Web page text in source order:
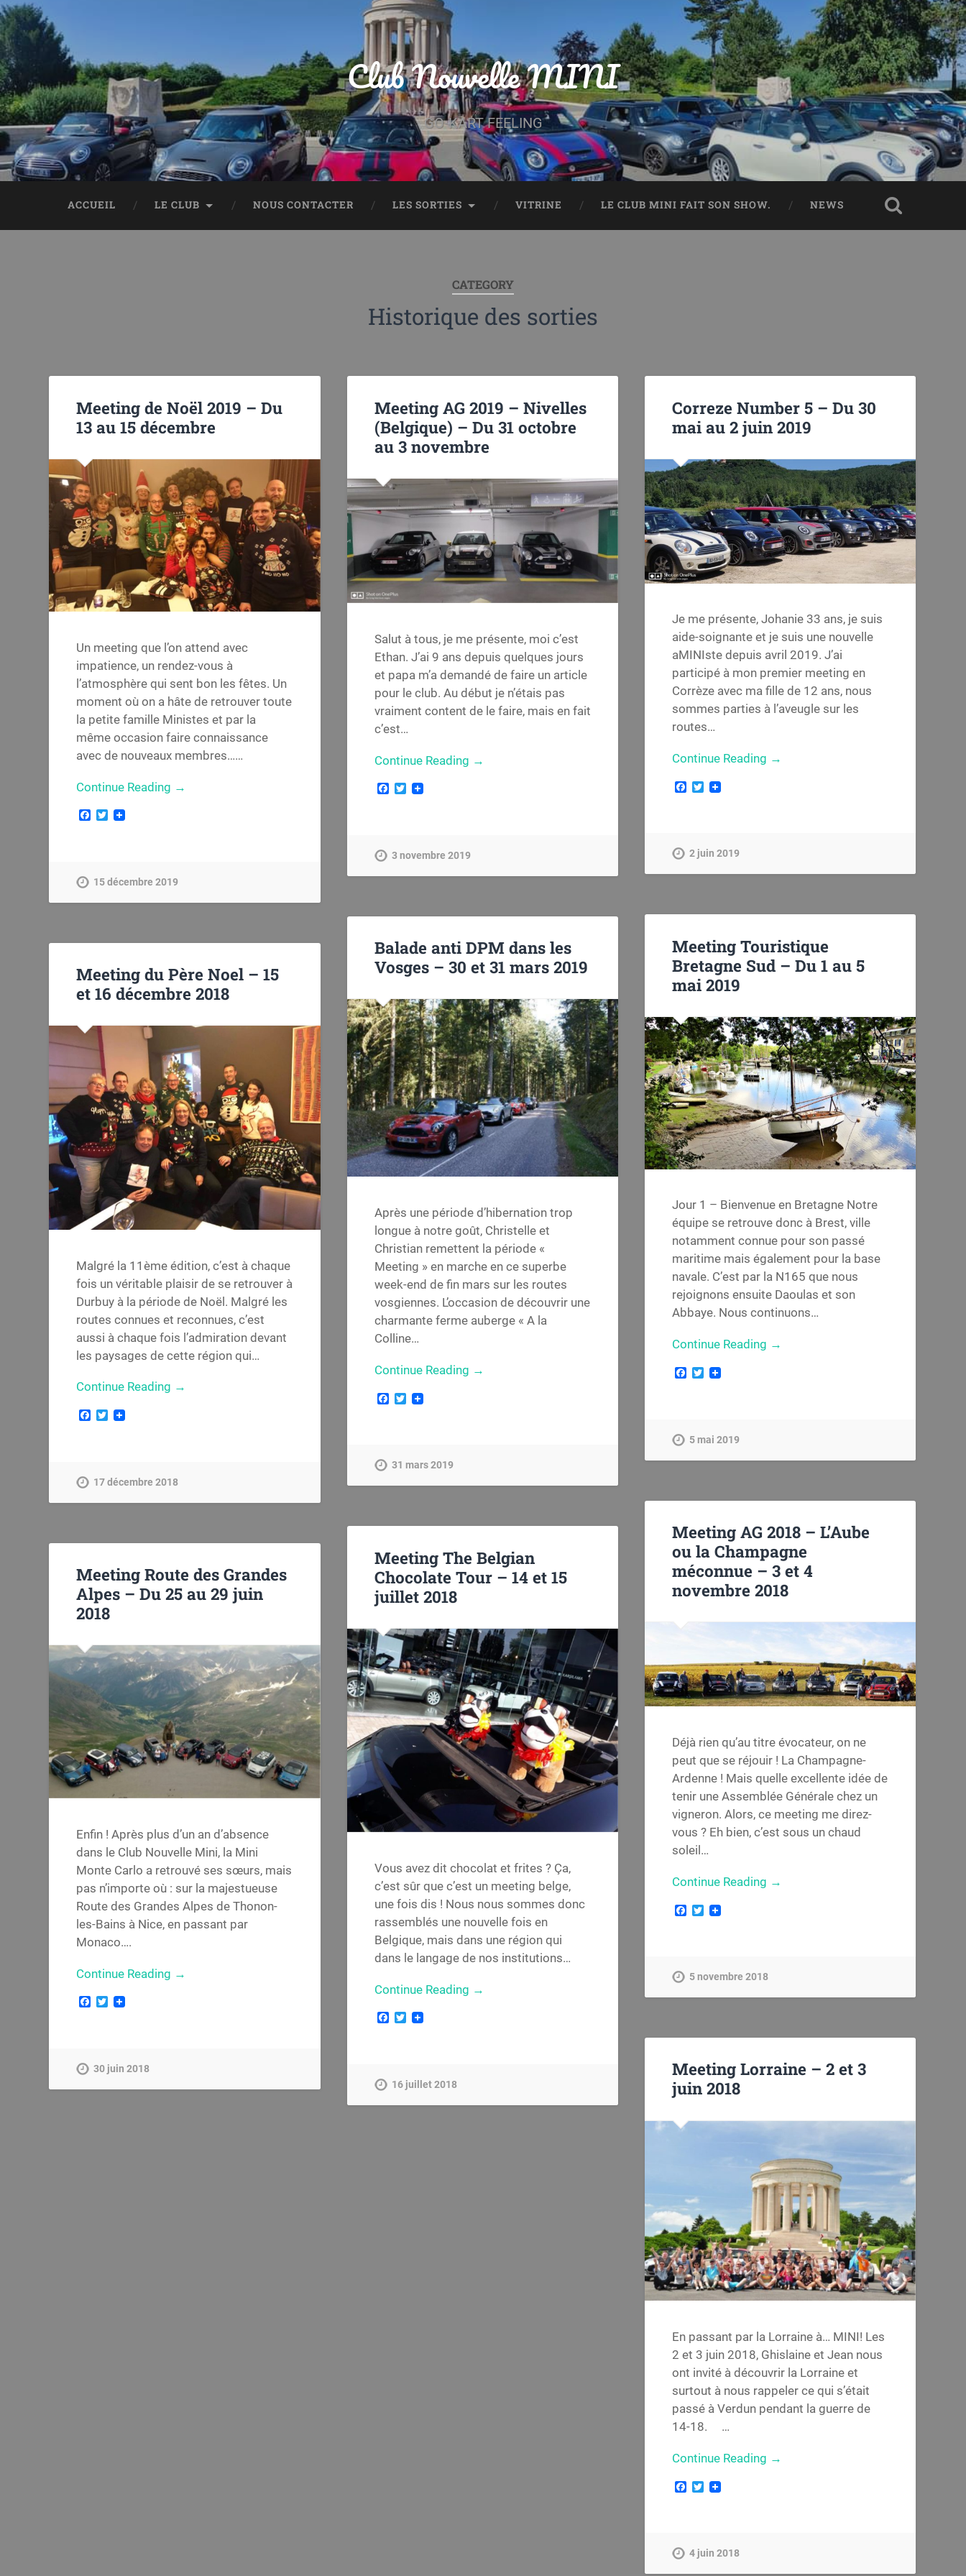
Club Nouvelle MINI
GO-KART FEELING
ACCUEIL LE CLUB NOUS CONTACTER LES SORTIES VITRINE LE CLUB MINI FAIT SON SHOW. NEWS
CATEGORY
Historique des sorties
Meeting de Noël 2019 – Du
13 au 15 décembre
Un meeting que l’on attend avec
impatience, un rendez-vous à
l’atmosphère qui sent bon les fêtes. Un
moment où on a hâte de retrouver toute
la petite famille Ministes et par la
même occasion faire connaissance
avec de nouveaux membres……
Continue Reading →
Facebook
Twitter
15 décembre 2019
Meeting AG 2019 – Nivelles
(Belgique) – Du 31 octobre
au 3 novembre
Salut à tous, je me présente, moi c’est
Ethan. J’ai 9 ans depuis quelques jours
et papa m’a demandé de faire un article
pour le club. Au début je n’étais pas
vraiment content de le faire, mais en fait
c’est…
Continue Reading →
Facebook
Twitter
3 novembre 2019
Correze Number 5 – Du 30
mai au 2 juin 2019
Je me présente, Johanie 33 ans, je suis
aide-soignante et je suis une nouvelle
aMINIste depuis avril 2019. J’ai
participé à mon premier meeting en
Corrèze avec ma fille de 12 ans, nous
sommes parties à l’aveugle sur les
routes…
Continue Reading →
Facebook
Twitter
2 juin 2019
Meeting Touristique
Bretagne Sud – Du 1 au 5
mai 2019
Jour 1 – Bienvenue en Bretagne Notre
équipe se retrouve donc à Brest, ville
notamment connue pour son passé
maritime mais également pour la base
navale. C’est par la N165 que nous
rejoignons ensuite Daoulas et son
Abbaye. Nous continuons…
Continue Reading →
Facebook
Twitter
5 mai 2019
Balade anti DPM dans les
Vosges – 30 et 31 mars 2019
Après une période d’hibernation trop
longue à notre goût, Christelle et
Christian remettent la période «
Meeting » en marche en ce superbe
week-end de fin mars sur les routes
vosgiennes. L’occasion de découvrir une
charmante ferme auberge « A la
Colline…
Continue Reading →
Facebook
Twitter
31 mars 2019
Meeting du Père Noel – 15
et 16 décembre 2018
Malgré la 11ème édition, c’est à chaque
fois un véritable plaisir de se retrouver à
Durbuy à la période de Noël. Malgré les
routes connues et reconnues, c’est
aussi à chaque fois l’admiration devant
les paysages de cette région qui…
Continue Reading →
Facebook
Twitter
17 décembre 2018
Meeting AG 2018 – L’Aube
ou la Champagne
méconnue – 3 et 4
novembre 2018
Déjà rien qu’au titre évocateur, on ne
peut que se réjouir ! La Champagne-
Ardenne ! Mais quelle excellente idée de
tenir une Assemblée Générale chez un
vigneron. Alors, ce meeting me direz-
vous ? Eh bien, c’est sous un chaud
soleil…
Continue Reading →
Facebook
Twitter
5 novembre 2018
Meeting The Belgian
Chocolate Tour – 14 et 15
juillet 2018
Vous avez dit chocolat et frites ? Ça,
c’est sûr que c’est un meeting belge,
une fois dis ! Nous nous sommes donc
rassemblés une nouvelle fois en
Belgique, mais dans une région qui
dans le langage de nos institutions…
Continue Reading →
Facebook
Twitter
16 juillet 2018
Meeting Route des Grandes
Alpes – Du 25 au 29 juin
2018
Enfin ! Après plus d’un an d’absence
dans le Club Nouvelle Mini, la Mini
Monte Carlo a retrouvé ses sœurs, mais
pas n’importe où : sur la majestueuse
Route des Grandes Alpes de Thonon-
les-Bains à Nice, en passant par
Monaco….
Continue Reading →
Facebook
Twitter
30 juin 2018
Meeting Lorraine – 2 et 3
juin 2018
En passant par la Lorraine à… MINI! Les
2 et 3 juin 2018, Ghislaine et Jean nous
ont invité à découvrir la Lorraine et
surtout à nous rappeler ce qui s’était
passé à Verdun pendant la guerre de
14-18. …
Continue Reading →
Facebook
Twitter
4 juin 2018